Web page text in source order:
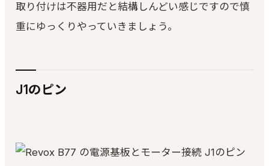
取り付けは不器用だと結構しんどい感じですので慎
重にゆっくりやっていきましょう。
J1のピン